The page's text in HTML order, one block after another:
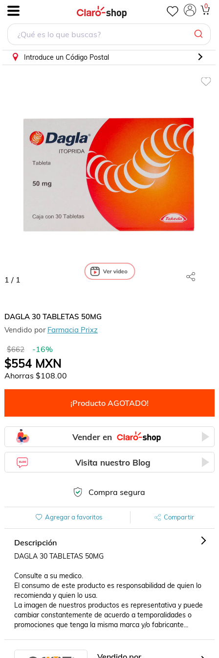
0
Introduce un Código Postal
1 / 1
DAGLA 30 TABLETAS 50MG
Vendido por Farmacia Prixz
$662 -16%
$554MXN
Ahorras $108.00
¡Producto AGOTADO!
Vender en
Visita nuestro Blog
Compra segura
Agregar a favoritos Compartir
Descripción
DAGLA 30 TABLETAS 50MG
Consulte a su medico.
El consumo de este producto es responsabilidad de quien lo
recomienda y quien lo usa.
La imagen de nuestros productos es representativa y puede
cambiar constantemente de acuerdo a temporalidades o
promociones que tenga la misma marca y/o fabricante...
DAGLA 30 TABLETAS 50MG